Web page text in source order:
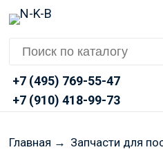
+7 (495) 769-55-47
+7 (910) 418-99-73
Главная → Запчасти для